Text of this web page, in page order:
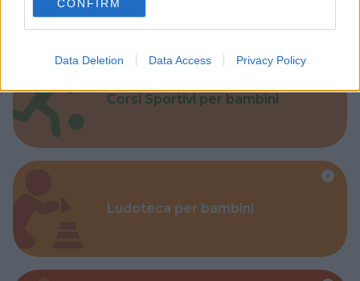
consent section.
CONFIRM
Data Deletion Data Access Privacy Policy
Corsi Sportivi per bambini
Ludoteca per bambini